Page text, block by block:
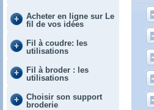
Acheter en ligne sur Le
fil de vos idées
Fil à coudre: les
utilisations
Fil à broder : les
utilisations
Choisir son support
broderie